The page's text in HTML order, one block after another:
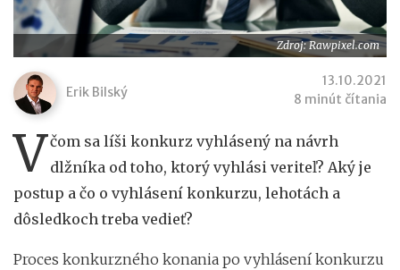
Zdroj: Rawpixel.com
Erik Bilský
13.10.2021
8 minút čítania
Včom sa líši konkurz vyhlásený na návrh
dlžníka od toho, ktorý vyhlási veriteľ? Aký je
postup a čo o vyhlásení konkurzu, lehotách a
dôsledkoch treba vedieť?
Proces konkurzného konania po vyhlásení konkurzu